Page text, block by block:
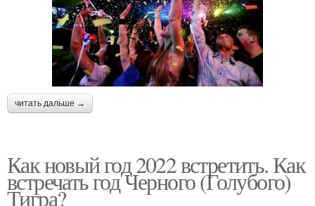
читать дальше →
Как новый год 2022 встретить. Как
встречать год Черного (Голубого)
Тигра?